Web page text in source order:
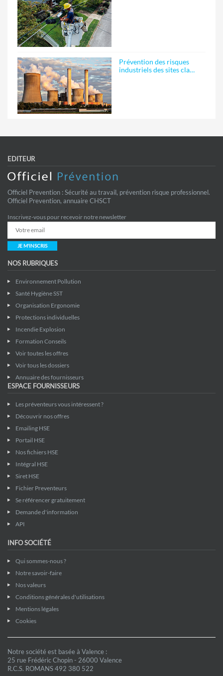
Prévention des risques
industriels des sites cla…
EDITEUR
Officiel Prevention : Sécurité au travail, prévention risque professionnel.
Officiel Prevention, annuaire CHSCT
Inscrivez-vous pour recevoir notre newsletter
JE M'INSCRIS
NOS RUBRIQUES
Environnement Pollution
Santé Hygiène SST
Organisation Ergonomie
Protections individuelles
Incendie Explosion
Formation Conseils
Voir toutes les offres
Voir tous les dossiers
Annuaire des fournisseurs
ESPACE FOURNISSEURS
Les préventeurs vous intéressent ?
Découvrir nos offres
Emailing HSE
Portail HSE
Nos fichiers HSE
Intégral HSE
Siret HSE
Fichier Preventeurs
Se référencer gratuitement
Demande d'information
API
INFO SOCIÉTÉ
Qui sommes-nous ?
Notre savoir-faire
Nos valeurs
Conditions générales d'utilisations
Mentions légales
Cookies
Notre société est basée à Valence :
25 rue Frédéric Chopin - 26000 Valence
R.C.S. ROMANS 492 380 522